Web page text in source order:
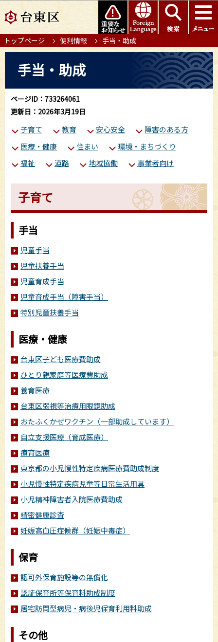
の
ー
ジ
頭
このページの本文へ移動
トップページ 便利情報 手当・助成
か
手当・助成
ページID：733264061
更新日：2026年3月19日
子育て 教育 安心安全
障害のある方
医療・健康
住まい
環境・まちづくり
福祉
道路 地域協働 事業者向け
子育て
手当
児童手当
児童扶養手当
児童育成手当
児童育成手当（障害手当）
特別児童扶養手当
医療・健康
台東区子ども医療費助成
ひとり親家庭等医療費助成
養育医療
台東区弱視等治療用眼鏡助成
おたふくかぜワクチン（一部助成しています）
自立支援医療（育成医療）
療育医療
東京都の小児慢性特定疾病医療費助成制度
小児慢性特定疾病児童等日常生活用具
小児精神障害者入院医療費助成
精密健康診査
妊娠高血圧症候群（妊娠中毒症）
保育
認可外保育施設等の無償化
認証保育所等保育料助成制度
居宅訪問型病児・病後児保育利用料助成
その他